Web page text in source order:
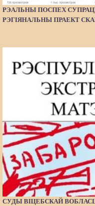
РЭАЛЬНЫ ПОСПЕХ
РЭГІЯНАЛЬНЫ ПРАЕКТ
СУДЫ ВІЦЕБСКАЙ